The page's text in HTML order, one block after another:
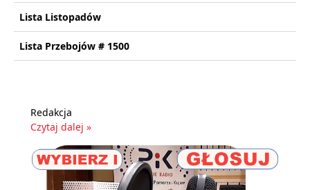
Lista Listopadów
Lista Przebojów # 1500
Redakcja
Czytaj dalej »